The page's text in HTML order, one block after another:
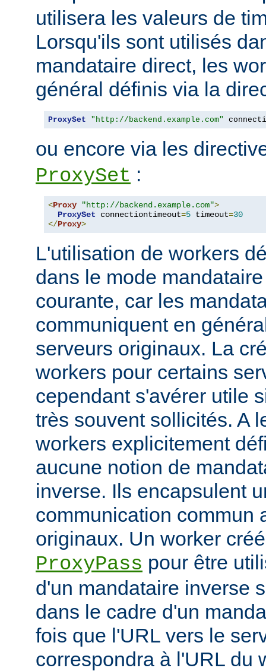
utilisera les valeurs de
Lorsqu'ils sont utilisés
mandataire direct, les
général définis via la
ProxySet "http://backend.example.com"
ou encore via les
ProxySet :
<Proxy "http://backend.example.com">
ProxySet connectiontimeout=5 timeout=30
</Proxy>
L'utilisation de workers
dans le mode
courante, car les
communiquent en
serveurs originaux. La
workers pour certains
cependant s'avérer utile
très souvent sollicités. A
workers explicitement
aucune notion de
inverse. Ils encapsulent
communication commun
originaux. Un worker
ProxyPass pour être
d'un mandataire inverse
dans le cadre d'un
fois que l'URL vers le
correspondra à l'URL du